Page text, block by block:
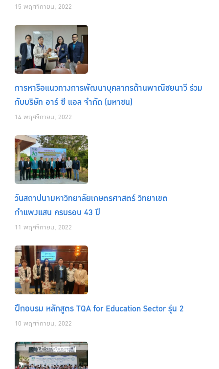
15 พฤศจิกายน, 2022
การหารือแนวทางการพัฒนาบุคลากรด้านพาณิชยนาวี ร่วม
กับบริษัท อาร์ ซี แอล จำกัด (มหาชน)
14 พฤศจิกายน, 2022
วันสถาปนามหาวิทยาลัยเกษตรศาสตร์ วิทยาเขต
กำแพงแสน ครบรอบ 43 ปี
11 พฤศจิกายน, 2022
ฝึกอบรม หลักสูตร TQA for Education Sector รุ่น 2
10 พฤศจิกายน, 2022